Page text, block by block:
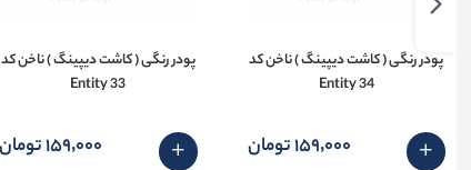
پودر رنگی ( کاشت دیپینگ ) ناخن کد
34 Entity
159٬000 تومان
پودر رنگی ( کاشت دیپینگ ) ناخن کد
33 Entity
159٬000 تومان